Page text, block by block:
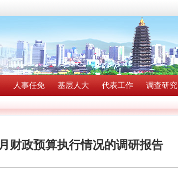
人事任免 基层人大 代表工作 调查研究
财政预算执行情况的调研报告